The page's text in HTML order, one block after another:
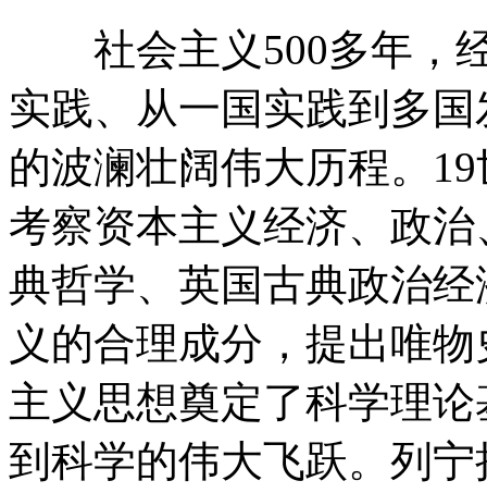
社会主义500多年，经
实践、从一国实践到多
的波澜壮阔伟大历程。
考察资本主义经济、政
典哲学、英国古典政治
义的合理成分，提出唯
主义思想奠定了科学理
到科学的伟大飞跃。列